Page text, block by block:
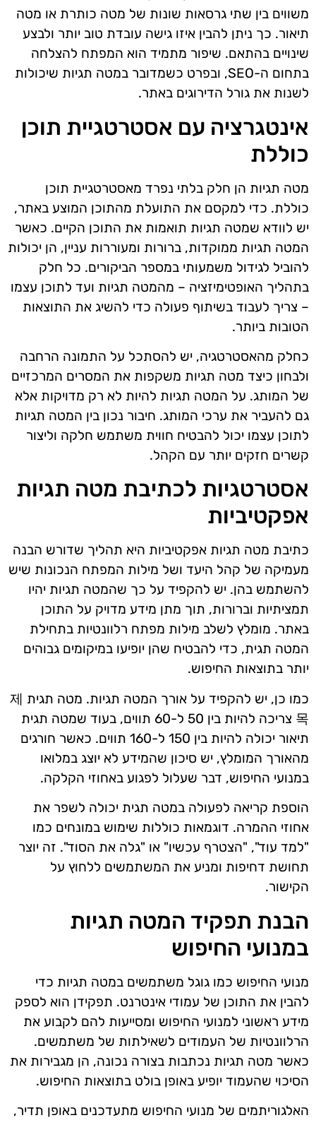
משווים בין שתי גרסאות שונות של מטה כותרת או מטה
תיאור. כך ניתן להבין איזו גישה עובדת טוב יותר ולבצע
שינויים בהתאם. שיפור מתמיד הוא המפתח להצלחה
בתחום ה-SEO, ובפרט כשמדובר במטה תגיות שיכולות
לשנות את גורל הדירוגים באתר.
אינטגרציה עם אסטרטגיית תוכן
כוללת
מטה תגיות הן חלק בלתי נפרד מאסטרטגיית תוכן
כוללת. כדי למקסם את התועלת מהתוכן המוצע באתר,
יש לוודא שמטה תגיות תואמות את התוכן הקיים. כאשר
המטה תגיות ממוקדות, ברורות ומעוררות עניין, הן יכולות
להוביל לגידול משמעותי במספר הביקורים. כל חלק
בתהליך האופטימיזציה – מהמטה תגיות ועד לתוכן עצמו
– צריך לעבוד בשיתוף פעולה כדי להשיג את התוצאות
הטובות ביותר.
כחלק מהאסטרטגיה, יש להסתכל על התמונה הרחבה
ולבחון כיצד מטה תגיות משקפות את המסרים המרכזיים
של המותג. על המטה תגיות להיות לא רק מדויקות אלא
גם להעביר את ערכי המותג. חיבור נכון בין המטה תגיות
לתוכן עצמו יכול להבטיח חווית משתמש חלקה וליצור
קשרים חזקים יותר עם הקהל.
אסטרטגיות לכתיבת מטה תגיות
אפקטיביות
כתיבת מטה תגיות אפקטיביות היא תהליך שדורש הבנה
מעמיקה של קהל היעד ושל מילות המפתח הנכונות שיש
להשתמש בהן. יש להקפיד על כך שהמטה תגיות יהיו
תמציתיות וברורות, תוך מתן מידע מדויק על התוכן
באתר. מומלץ לשלב מילות מפתח רלוונטיות בתחילת
המטה תגית, כדי להבטיח שהן יופיעו במיקומים גבוהים
יותר בתוצאות החיפוש.
כמו כן, יש להקפיד על אורך המטה תגיות. מטה תגית 제
목 צריכה להיות בין 50 ל-60 תווים, בעוד שמטה תגית
תיאור יכולה להיות בין 150 ל-160 תווים. כאשר חורגים
מהאורך המומלץ, יש סיכון שהמידע לא יוצג במלואו
במנועי החיפוש, דבר שעלול לפגוע באחוזי הקלקה.
הוספת קריאה לפעולה במטה תגית יכולה לשפר את
אחוזי ההמרה. דוגמאות כוללות שימוש במונחים כמו
"למד עוד", "הצטרף עכשיו" או "גלה את הסוד". זה יוצר
תחושת דחיפות ומניע את המשתמשים ללחוץ על
הקישור.
הבנת תפקיד המטה תגיות
במנועי החיפוש
מנועי החיפוש כמו גוגל משתמשים במטה תגיות כדי
להבין את התוכן של עמודי אינטרנט. תפקידן הוא לספק
מידע ראשוני למנועי החיפוש ומסייעות להם לקבוע את
הרלוונטיות של העמודים לשאילתות של משתמשים.
כאשר מטה תגיות נכתבות בצורה נכונה, הן מגבירות את
הסיכוי שהעמוד יופיע באופן בולט בתוצאות החיפוש.
האלגוריתמים של מנועי החיפוש מתעדכנים באופן תדיר,